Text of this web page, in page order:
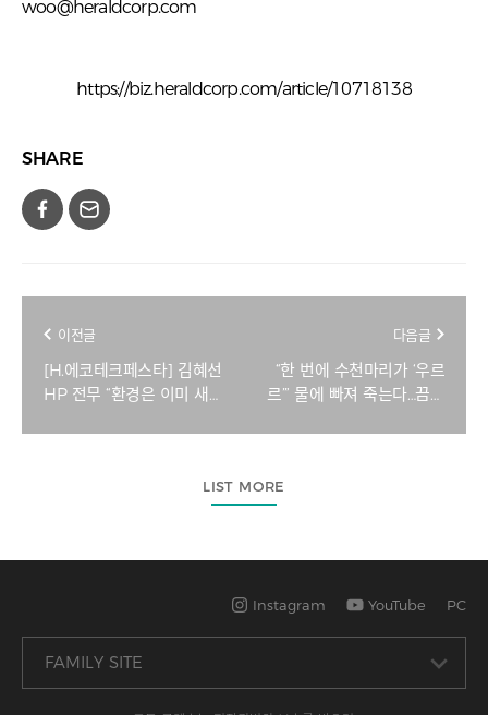
woo@heraldcorp.com
https://biz.heraldcorp.com/article/10718138
SHARE
이전글
[H.에코테크페스타] 김혜선
HP 전무 “환경은 이미 새
다음글
“한 번에 수천마리가 ‘우르
르’” 물에 빠져 죽는다…끔찍
LIST MORE
Instagram YouTube PC